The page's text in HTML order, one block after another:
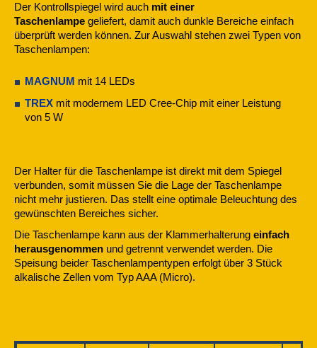
Der Kontrollspiegel wird auch mit einer
Taschenlampe geliefert, damit auch dunkle Bereiche einfach
überprüft werden können. Zur Auswahl stehen zwei Typen von
Taschenlampen:
MAGNUM mit 14 LEDs
TREX mit modernem LED Cree-Chip mit einer Leistung
von 5 W
Der Halter für die Taschenlampe ist direkt mit dem Spiegel
verbunden, somit müssen Sie die Lage der Taschenlampe
nicht mehr justieren. Das stellt eine optimale Beleuchtung des
gewünschten Bereiches sicher.
Die Taschenlampe kann aus der Klammerhalterung einfach
herausgenommen und getrennt verwendet werden. Die
Speisung beider Taschenlampentypen erfolgt über 3 Stück
alkalische Zellen vom Typ AAA (Micro).